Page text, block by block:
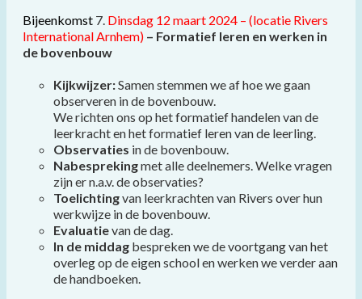
Bijeenkomst 7. Dinsdag 12 maart 2024 – (locatie Rivers
International Arnhem) – Formatief leren en werken in
de bovenbouw
Kijkwijzer:Samen stemmen we af hoe we gaan
observeren in de bovenbouw.
We richten ons op het formatief handelen van de
leerkracht en het formatief leren van de leerling.
Observaties in de bovenbouw.
Nabesprekingmet alle deelnemers. Welke vragen
zijn er n.a.v. de observaties?
Toelichtingvan leerkrachten van Rivers over hun
werkwijze in de bovenbouw.
Evaluatievan de dag.
In de middagbespreken we de voortgang van het
overleg op de eigen school en werken we verder aan
de handboeken.